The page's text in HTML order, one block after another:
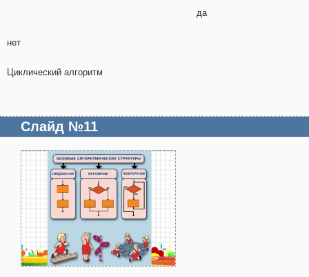
да
нет
Циклический алгоритм
Слайд №11